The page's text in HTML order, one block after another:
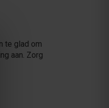
te glad om
aan. Zorg